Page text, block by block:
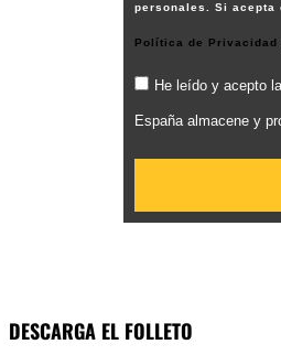
personales. Si acepta
Política de Privacidad
He leído y acepto
España almacene y
DESCARGA EL FOLLETO